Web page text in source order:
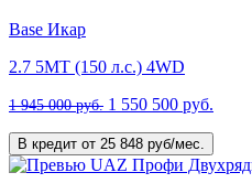
Base Икар
2.7 5MT (150 л.с.) 4WD
1 945 000 руб. 1 550 500 руб.
В кредит от 25 848 руб/мес.